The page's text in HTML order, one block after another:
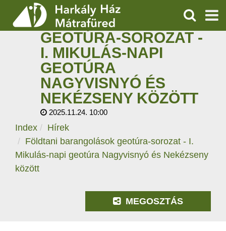
SZOLGÁLTATÁSOK
PROGRAMOK
ÁRAK, NYITVATARTÁS
KERESÉS
FÖLDTANI
BARANGOLÁSOK
GEOTÚRA-SOROZAT -
I. MIKULÁS-NAPI
GEOTÚRA
NAGYVISNYÓ ÉS
NEKÉZSENY KÖZÖTT
2025.11.24. 10:00
Index
Hírek
Földtani barangolások geotúra-sorozat - I.
Mikulás-napi geotúra Nagyvisnyó és Nekézseny
között
MEGOSZTÁS